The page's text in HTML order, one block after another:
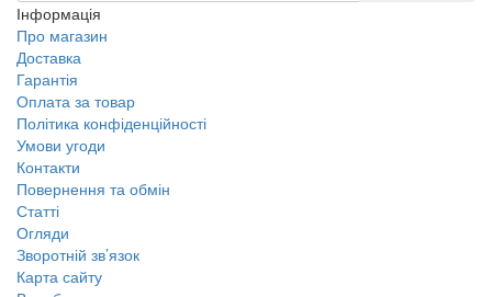
Інформація
Про магазин
Доставка
Гарантія
Оплата за товар
Політика конфіденційності
Умови угоди
Контакти
Повернення та обмін
Статті
Огляди
Зворотній зв’язок
Карта сайту